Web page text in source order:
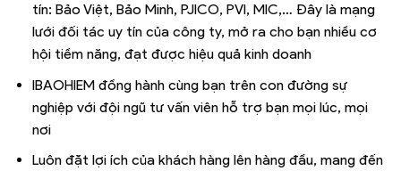
tín: Bảo Việt, Bảo Minh, PJICO, PVI, MIC,… Đây là mạng
lưới đối tác uy tín của công ty, mở ra cho bạn nhiều cơ
hội tiềm năng, đạt được hiệu quả kinh doanh
IBAOHIEM đồng hành cùng bạn trên con đường sự
nghiệp với đội ngũ tư vấn viên hỗ trợ bạn mọi lúc, mọi
nơi
Luôn đặt lợi ích của khách hàng lên hàng đầu, mang đến